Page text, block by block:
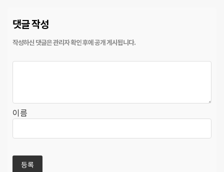
댓글 작성
이름